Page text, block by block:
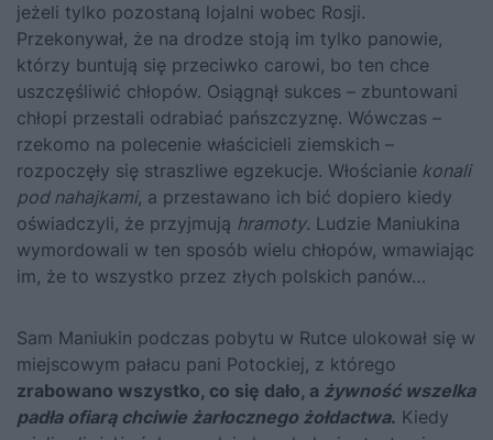
jeżeli tylko pozostaną lojalni wobec Rosji.
Przekonywał, że na drodze stoją im tylko panowie,
którzy buntują się przeciwko carowi, bo ten chce
uszczęśliwić chłopów. Osiągnął sukces – zbuntowani
chłopi przestali odrabiać pańszczyznę. Wówczas –
rzekomo na polecenie właścicieli ziemskich –
rozpoczęły się straszliwe egzekucje. Włościanie konali
pod nahajkami, a przestawano ich bić dopiero kiedy
oświadczyli, że przyjmują hramoty. Ludzie Maniukina
wymordowali w ten sposób wielu chłopów, wmawiając
im, że to wszystko przez złych polskich panów…
Sam Maniukin podczas pobytu w Rutce ulokował się w
miejscowym pałacu pani Potockiej, z którego
zrabowano wszystko, co się dało, a żywność wszelka
padła ofiarą chciwie żarłocznego żołdactwa. Kiedy